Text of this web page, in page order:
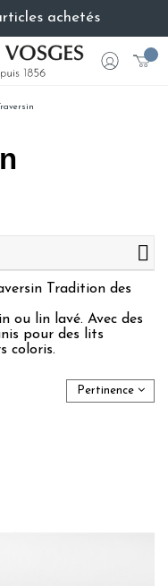
achetés
Tradition des
ou lin lavé. Avec des
pour des lits
coloris.
Pertinence